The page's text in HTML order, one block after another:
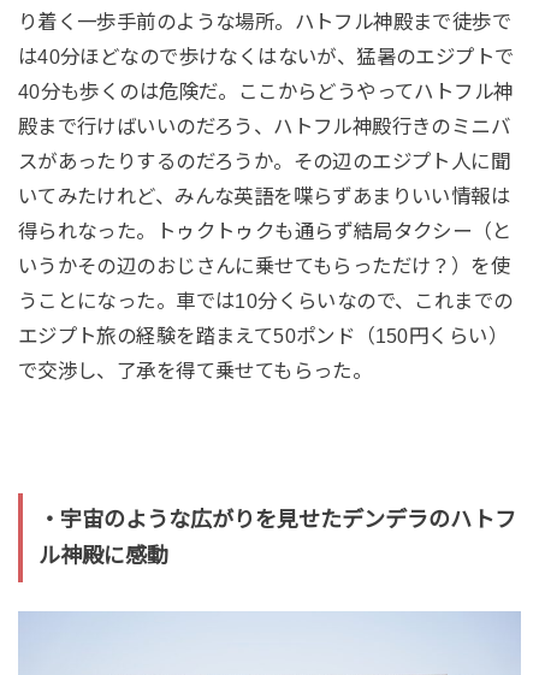
り着く一歩手前のような場所。ハトフル神殿まで徒歩で
は40分ほどなので歩けなくはないが、猛暑のエジプトで
40分も歩くのは危険だ。ここからどうやってハトフル神
殿まで行けばいいのだろう、ハトフル神殿行きのミニバ
スがあったりするのだろうか。その辺のエジプト人に聞
いてみたけれど、みんな英語を喋らずあまりいい情報は
得られなった。トゥクトゥクも通らず結局タクシー（と
いうかその辺のおじさんに乗せてもらっただけ？）を使
うことになった。車では10分くらいなので、これまでの
エジプト旅の経験を踏まえて50ポンド（150円くらい）
で交渉し、了承を得て乗せてもらった。
・宇宙のような広がりを見せたデンデラのハトフ
ル神殿に感動